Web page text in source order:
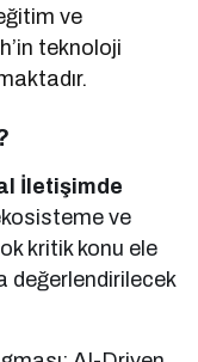
ve
teknoloji
İletişimde
ve
kritik konu ele
değerlendirilecek